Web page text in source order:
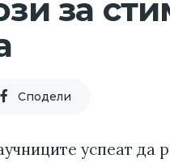
за
Cподели
успеат да